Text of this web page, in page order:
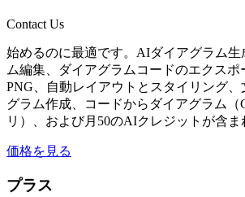
Contact Us
始めるのに最適です。AIダイアグラム生
ム編集、ダイアグラムコードのエクスポ
PNG、自動レイアウトとスタイリング
グラム作成、コードからダイアグラム（
リ）、および月50のAIクレジットが含ま
価格を見る
プラス